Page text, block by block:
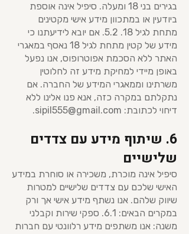
בגירים בני 18 ומעלה. סיפיל אינה אוספת
ביודעין או במתכוון מידע אישי מקטינים
מתחת לגיל 18. 5.2. אם יובא לידיעתנו כי
מידע של קטין מתחת לגיל 18 נאסף במאגרי
האתר ללא הסכמת אפוטרופוס, אנו נפעל
באופן מיידי למחיקת מידע זה לחלוטין
משרתינו וממאגרי המידע של החברה. אם
נתקלתם במקרה כזה, אנא פנו אלינו ללא
דיחוי לכתובת: sipil555@gmail.com
.
6. שיתוף מידע עם צדדים
שלישיים
סיפיל אינה מוכרת, משכירה או סוחרת במידע
האישי שלכם עם צדדים שלישיים למטרות
שיווק שלהם. אנו נשתף מידע אישי אך ורק
במקרים הבאים: 6.1. ספקי שירות וקבלני
משנה: אנו משתפים מידע רלוונטי עם חברות